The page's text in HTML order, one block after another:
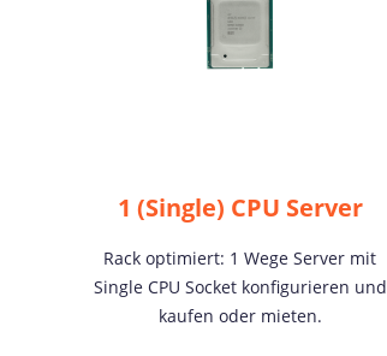
1 (Single) CPU Server
Rack optimiert: 1 Wege Server mit
Single CPU Socket konfigurieren und
kaufen oder mieten.